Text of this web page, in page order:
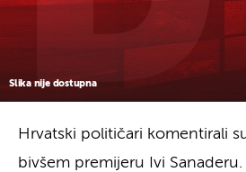
Slika nije dostupna
Hrvatski političari komentirali
bivšem premijeru Ivi Sanaderu.